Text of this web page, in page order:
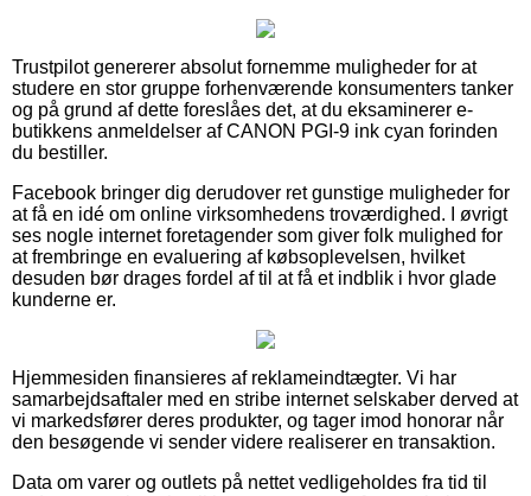
Trustpilot genererer absolut fornemme muligheder for at
studere en stor gruppe forhenværende konsumenters tanker
og på grund af dette foreslåes det, at du eksaminerer e-
butikkens anmeldelser af CANON PGI-9 ink cyan forinden
du bestiller.
Facebook bringer dig derudover ret gunstige muligheder for
at få en idé om online virksomhedens troværdighed. I øvrigt
ses nogle internet foretagender som giver folk mulighed for
at frembringe en evaluering af købsoplevelsen, hvilket
desuden bør drages fordel af til at få et indblik i hvor glade
kunderne er.
Hjemmesiden finansieres af reklameindtægter. Vi har
samarbejdsaftaler med en stribe internet selskaber derved at
vi markedsfører deres produkter, og tager imod honorar når
den besøgende vi sender videre realiserer en transaktion.
Data om varer og outlets på nettet vedligeholdes fra tid til